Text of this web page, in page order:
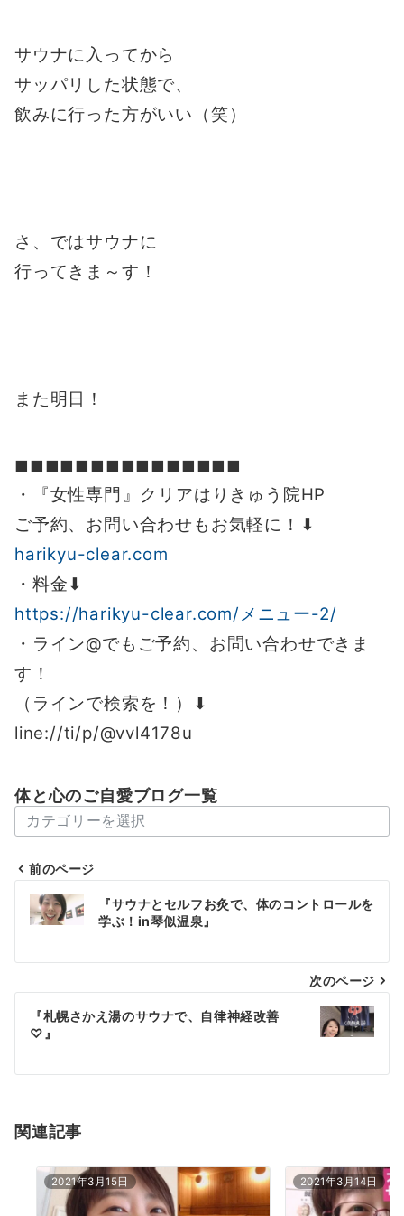
サウナに入ってから
サッパリした状態で、
飲みに行った方がいい（笑）
さ、ではサウナに
行ってきま～す！
また明日！
◼︎◼︎◼︎◼︎◼︎◼︎◼︎◼︎◼︎◼︎◼︎◼︎◼︎◼︎◼︎
・『女性専門』クリアはりきゅう院HP
ご予約、お問い合わせもお気軽に！⬇︎
harikyu-clear.com
・料金⬇︎
https://harikyu-clear.com/メニュー-2/
・ライン@でもご予約、お問い合わせできま
す！
（ラインで検索を！）⬇︎
line://ti/p/@vvl4178u
体と心のご自愛ブログ一覧
体
と
心
の
ロ
投
稿
ビ
シ
ン
前のページ
『サウナとセルフお灸で、体のコントロールを
学ぶ！in琴似温泉』
次のページ
『札幌さかえ湯のサウナで、自律神経改善
♡』
関連記事
2021年3月15日 2021年3月14日